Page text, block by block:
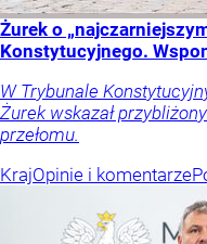
Żurek o
Konstytucyjnego.
W Trybunale
Żurek wskazał
przełomu.
KrajOpinie i komentarze